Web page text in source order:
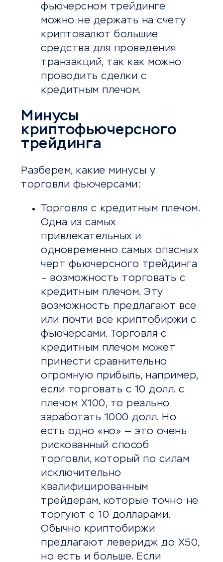
фьючерсном трейдинге
можно не держать на счету
криптовалют большие
средства для проведения
транзакций, так как можно
проводить сделки с
кредитным плечом.
Минусы
криптофьючерсного
трейдинга
Разберем, какие минусы у
торговли фьючерсами:
Торговля с кредитным плечом.
Одна из самых
привлекательных и
одновременно самых опасных
черт фьючерсного трейдинга
– возможность торговать с
кредитным плечом. Эту
возможность предлагают все
или почти все криптобиржи с
фьючерсами. Торговля с
кредитным плечом может
принести сравнительно
огромную прибыль, например,
если торговать с 10 долл. с
плечом Х100, то реально
заработать 1000 долл. Но
есть одно «но» — это очень
рискованный способ
торговли, который по силам
исключительно
квалифицированным
трейдерам, которые точно не
торгуют с 10 долларами.
Обычно криптобиржи
предлагают леверидж до Х50,
но есть и больше. Если